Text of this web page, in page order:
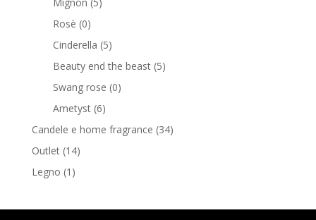
Rosè (0)
Cinderella (5)
Beauty end the beast (5)
Swang rose (0)
Ametyst (6)
Candele e home fragrance (34)
Outlet (14)
Legno (1)